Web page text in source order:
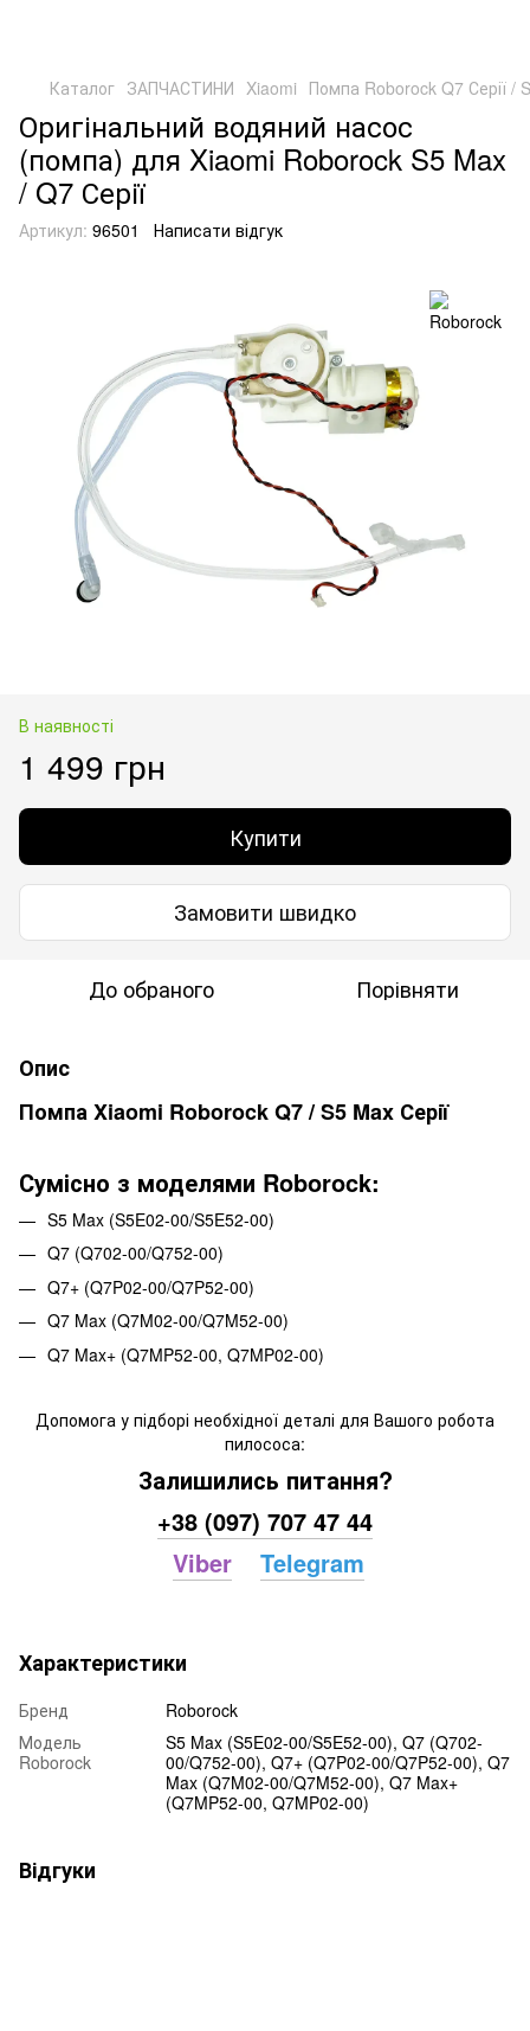
Каталог ЗАПЧАСТИНИ Xiaomi Помпа Roborock Q7 Серії /
Оригінальний водяний насос
(помпа) для Xiaomi Roborock S5 Max
/ Q7 Серії
Артикул: 96501 Написати відгук
В наявності
1 499 грн
Купити
Замовити швидко
До обраного Порівняти
Опис
Помпа Xiaomi Roborock Q7 / S5 Max Серії
Сумісно з моделями Roborock:
S5 Max (S5E02-00/S5E52-00)
Q7 (Q702-00/Q752-00)
Q7+ (Q7P02-00/Q7P52-00)
Q7 Max (Q7M02-00/Q7M52-00)
Q7 Max+ (Q7MP52-00, Q7MP02-00)
Допомога у підборі необхідної деталі для Вашого робота
пилососа:
Залишились питання?
+38 (097) 707 47 44
Viber
Telegram
Характеристики
Бренд
Roborock
Модель
Roborock
S5 Max (S5E02-00/S5E52-00), Q7 (Q702-
00/Q752-00), Q7+ (Q7P02-00/Q7P52-00), Q7
Max (Q7M02-00/Q7M52-00), Q7 Max+
(Q7MP52-00, Q7MP02-00)
Відгуки